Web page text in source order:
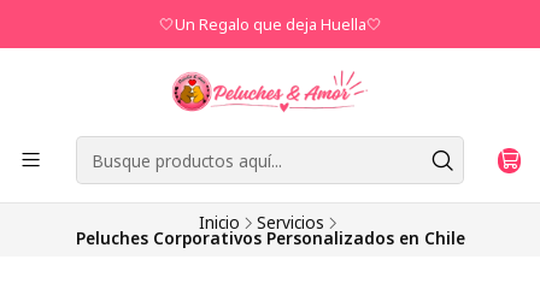
🤍Un Regalo que deja Huella🤍
Inicio Servicios
Peluches Corporativos Personalizados en Chile